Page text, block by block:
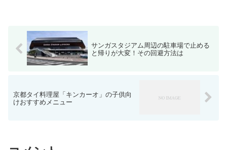
サンガスタジアム周辺の駐車場で止める
と帰りが大変！その回避方法は
京都タイ料理屋「キンカーオ」の子供向
けおすすめメニュー